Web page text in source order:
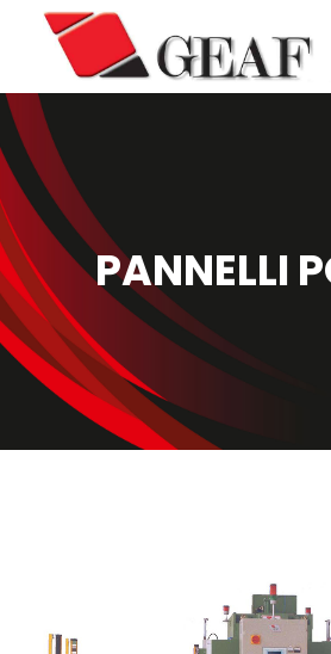
HOME
AZIENDA
KNOW-HOW
I NOSTRI SETTORI
CONTATTI
NEWS ED EVENTI
DOWNLOAD
PANNELLI